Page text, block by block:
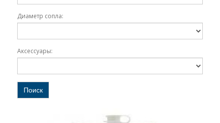
Диаметр сопла:
Аксессуары:
Поиск